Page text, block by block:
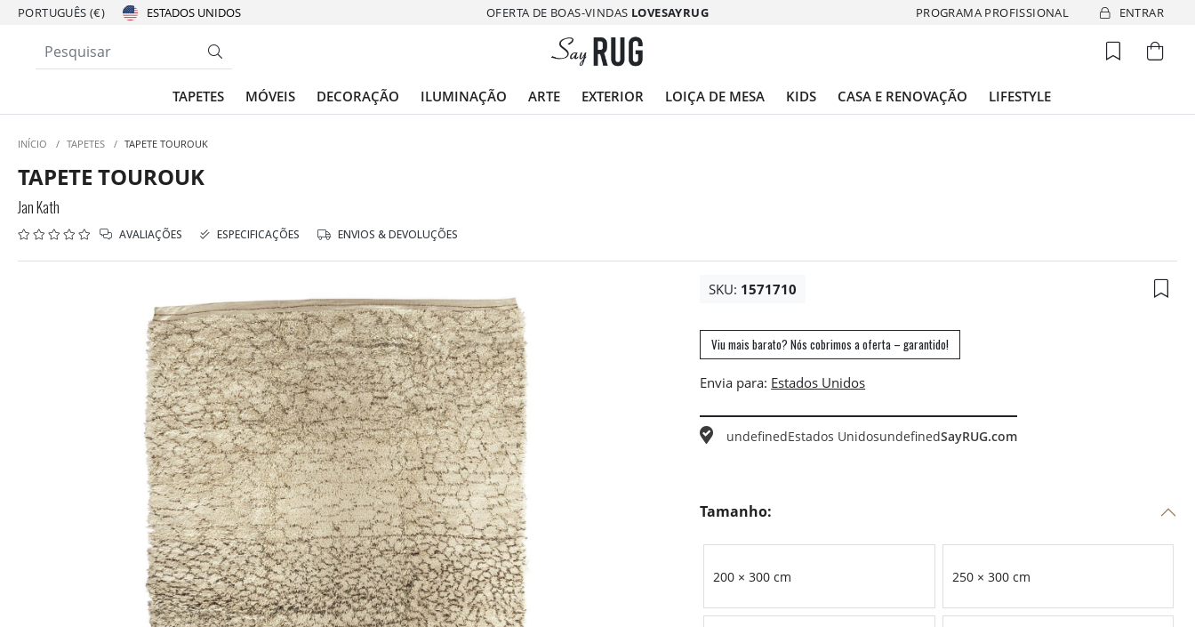
PORTUGUÊS (€) OFERTA DE BOAS-VINDAS LOVESAYRUG PROGRAMA PROFISSIONAL ENTRAR
TAPETES MÓVEIS DECORAÇÃO ILUMINAÇÃO ARTE EXTERIOR LOIÇA DE MESA KIDS CASA E RENOVAÇÃO LIFESTYLE
INÍCIO / TAPETES / TAPETE TOUROUK
TAPETE TOUROUK
Jan Kath
AVALIAÇÕES ESPECIFICAÇÕES ENVIOS & DEVOLUÇÕES
SKU: 1571710
Viu mais barato? Nós cobrimos a oferta – garantido!
Envia para:
undefinedEstados UnidosundefinedSayRUG.com
Tamanho:
200 × 300 cm 250 × 300 cm